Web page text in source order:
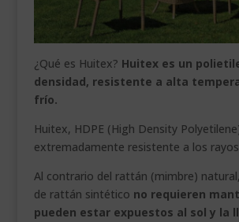
¿Qué es Huitex? Huitex es un
densidad, resistente a alta
frío.
Huitex, HDPE (High Density
extremadamente resistente a los rayos
Al contrario del rattán (mimbre)
de rattán sintético no requieren
pueden estar expuestos al sol y la